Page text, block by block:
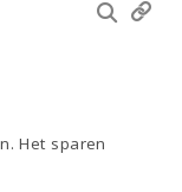
Het sparen